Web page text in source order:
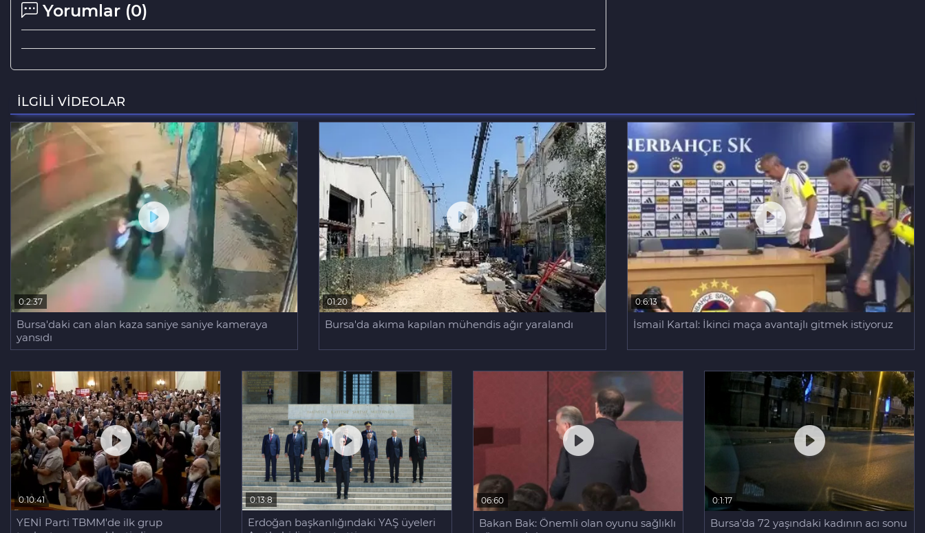
Yorumlar (0)
İLGİLİ VİDEOLAR
0:2:37
Bursa'daki can alan kaza saniye saniye kameraya
yansıdı
01:20
Bursa'da akıma kapılan mühendis ağır yaralandı
0:6:13
İsmail Kartal: İkinci maça avantajlı gitmek istiyoruz
0:10:41
YENİ Parti TBMM'de ilk grup
0:13:8
Erdoğan başkanlığındaki YAŞ üyeleri
06:60
Bakan Bak: Önemli olan oyunu sağlıklı
0:1:17
Bursa'da 72 yaşındaki kadının acı sonu